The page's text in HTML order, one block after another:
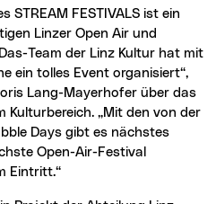
Linzer Open Air und
Team der Linz Kultur hat mit
ein tolles Event organisiert“,
Lang-Mayerhofer über das
Kulturbereich. „Mit den von der
Days gibt es nächstes
Open-Air-Festival
Eintritt.“